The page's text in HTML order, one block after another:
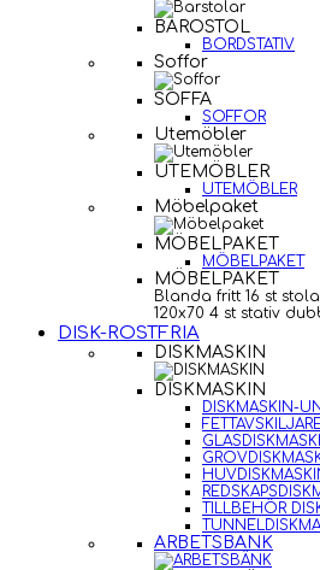
BAROSTOL
BORDSTATIV
Soffor
SOFFA
SOFFOR
Utemöbler
UTEMÖBLER
UTEMÖBLER
Möbelpaket
MÖBELPAKET
MÖBELPAKET
MÖBELPAKET
Blanda fritt 16 st
120x70 4 st stativ
DISK-ROSTFRIA
DISKMASKIN
DISKMASKIN
DISKMASKIN-
TILLBEHÖR
ARBETSBÄNK